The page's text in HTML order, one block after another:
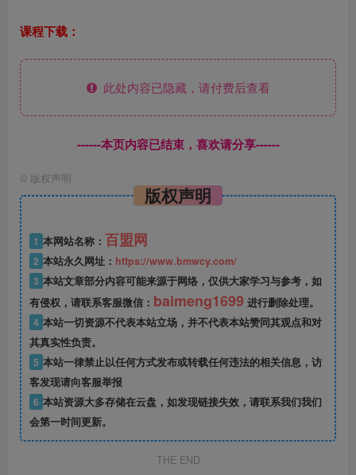
课程下载：
此处内容已隐藏，请付费后查看
------本页内容已结束，喜欢请分享------
© 版权声明
版权声明
1 本网站名称： 百盟网
2 本站永久网址： https://www.bmwcy.com/
3 本站文章部分内容可能来源于网络，仅供大家学习与参考，如
有侵权，请联系客服微信： baimeng1699 进行删除处理。
4 本站一切资源不代表本站立场，并不代表本站赞同其观点和对
其真实性负责。
5 本站一律禁止以任何方式发布或转载任何违法的相关信息，访
客发现请向客服举报
6 本站资源大多存储在云盘，如发现链接失效，请联系我们我们
会第一时间更新。
THE END